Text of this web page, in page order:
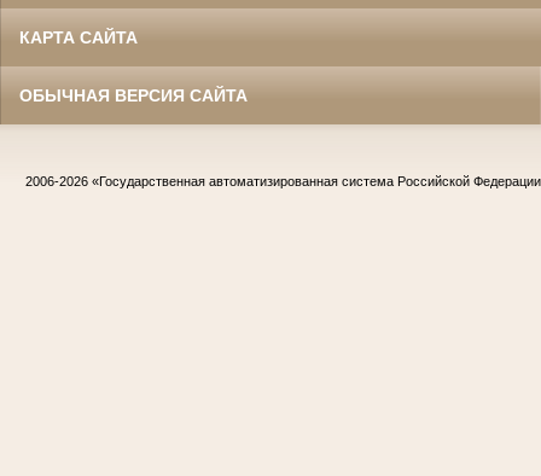
КАРТА САЙТА
ОБЫЧНАЯ ВЕРСИЯ САЙТА
2006-2026 «Государственная автоматизированная система Российской